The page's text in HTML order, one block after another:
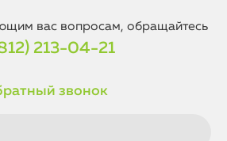
вас вопросам, обращайтесь
213-04-21
звонок